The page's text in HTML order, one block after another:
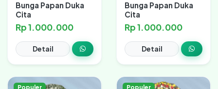
Bunga Papan Duka
Cita
Rp 1.000.000
Detail
Bunga Papan Duka
Cita
Rp 1.000.000
Detail
Populer Populer